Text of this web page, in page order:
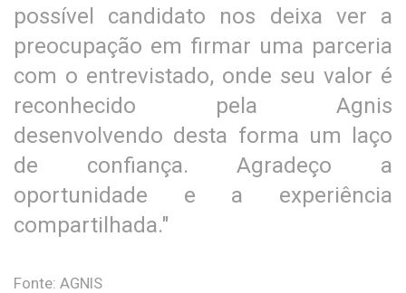
possível candidato nos deixa ver a
preocupação em firmar uma parceria
com o entrevistado, onde seu valor é
reconhecido pela Agnis
desenvolvendo desta forma um laço
de confiança. Agradeço a
oportunidade e a experiência
compartilhada."
Fonte: AGNIS